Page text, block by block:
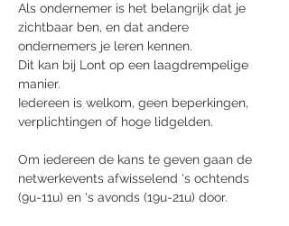
Als ondernemer is het belangrijk dat je
zichtbaar ben, en dat andere
ondernemers je leren kennen.
Dit kan bij Lont op een laagdrempelige
manier.
Iedereen is welkom, geen beperkingen,
verplichtingen of hoge lidgelden.
Om iedereen de kans te geven gaan de
netwerkevents afwisselend 's ochtends
(9u-11u) en 's avonds (19u-21u) door.